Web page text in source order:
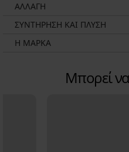
ΑΛΛΑΓΗ
ΣΥΝΤΗΡΗΣΗ ΚΑΙ ΠΛΥΣΗ
Η ΜΆΡΚΑ
Μπορεί